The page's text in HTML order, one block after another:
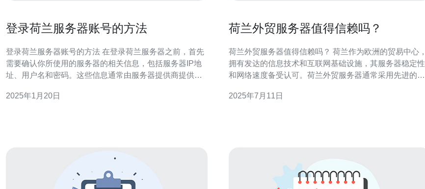
登录荷兰服务器账号的方法
登录荷兰服务器账号的方法 在登录荷兰服务器之前，首先
需要确认你所使用的服务器的相关信息，包括服务器IP地
址、用户名和密码。这些信息通常由服务器提供商提供，
些信息。 为了连接到荷兰服务器，你需要安装一个
2025年1月20日
荷兰外贸服务器值得信赖吗？
荷兰外贸服务器值得信赖吗？ 荷兰作为欧洲的贸易中心，
拥有发达的信息技术和互联网基础设施，其服务器稳定性
和网络速度备受认可。荷兰外贸服务器通常采用先进的技
运行。 荷兰外贸服务器在数据安全方面有着较高的标准，
2025年7月11日